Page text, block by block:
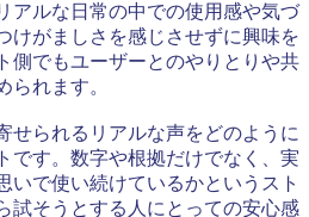
アルな日常の中での使用感や気づ
けがましさを感じさせずに興味を
側でもユーザーとのやりとりや共
られます。
せられるリアルな声をどのように
です。数字や根拠だけでなく、実
いで使い続けているかというスト
試そうとする人にとっての安心感